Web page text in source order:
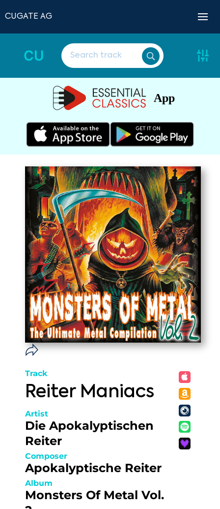
CUGATE AG
CU
App
Track
Reiter Maniacs
Artist
Die Apokalyptischen
Reiter
Composer
Apokalyptische Reiter
Album
Monsters Of Metal Vol.